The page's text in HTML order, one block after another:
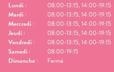
Lundi :
08:00-13:15, 14:00-19:15
Mardi :
08:00-13:15, 14:00-19:15
Mercredi :
08:00-13:15, 14:00-19:15
Jeudi :
08:00-13:15, 14:00-19:15
Vendredi :
08:00-13:15, 14:00-19:15
Samedi :
08:00-19:15
Dimanche : Fermé